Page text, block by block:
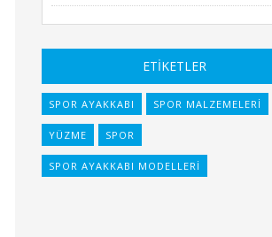
ETİKETLER
SPOR AYAKKABI SPOR MALZEMELERI
YÜZME SPOR
SPOR AYAKKABI MODELLERI